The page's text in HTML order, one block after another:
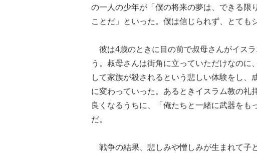
の一人の少年が「僕の将来の夢は、できる限
ことだ」といった。僕は信じられず、とても
彼は4歳のときに目の前で叔母さんがイス
う。叔母さんは街角に立っていただけなのに
して家族が殺されるという悲しい体験をし
に変わっていった。あるときイスラム教の礼
良くなるうちに、「俺たちと一緒に武器をも
だ。
戦争の結果、悲しみや憎しみが生まれて子